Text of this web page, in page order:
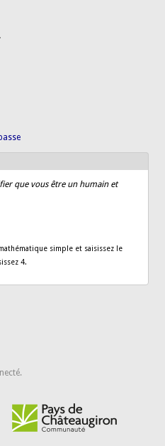
que vous être un humain et
simple et saisissez le
4.